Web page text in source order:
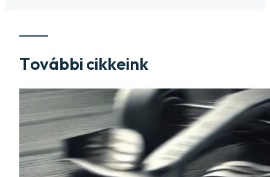
További cikkeink